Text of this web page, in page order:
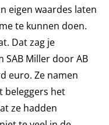
eigen waardes laten
te kunnen doen.
Dat zag je
SAB Miller door AB
euro. Ze namen
beleggers het
ze hadden